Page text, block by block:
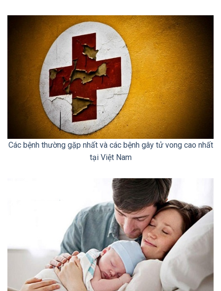
Các bệnh thường gặp nhất và các bệnh gây tử vong cao nhất
tại Việt Nam